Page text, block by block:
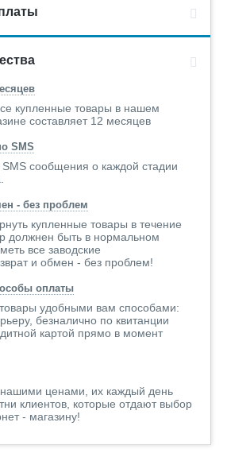
камнем.
при отделке внутренних помещений
коллекцииЙоркшир 406-40
и надёжной упаковке из
упаковка исключает повреждения во
производственные дефекты. В
производственного дефекта мы
вам замену.
пакет разрешительных
в России: сертификат
эпидемиологическое
пожаробезопасности и др.
дадут Вам подробную
Петербурге: +7 (812) 980 - 47 - 47
работы на страницеКонтакты
шт)
22
Для внешней
отделки, Для
отделки,
внутренних работ,
Для наружных работ,
Для отделки стен в
Для печи, Для
купленные товары в нашем
составляет 12 месяцев
SMS
сообщения о каждой стадии
- без проблем
купленные товары в течение
должнен быть в нормальном
все заводские
и обмен - без проблем!
оплаты
удобными вам способами:
безналично по квитанции
картой прямо в момент
ценами, их каждый день
клиентов, которые отдают выбор
- магазину!